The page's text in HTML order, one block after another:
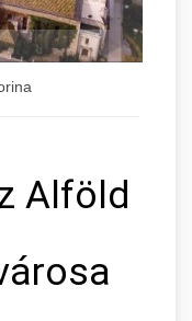
Alföld